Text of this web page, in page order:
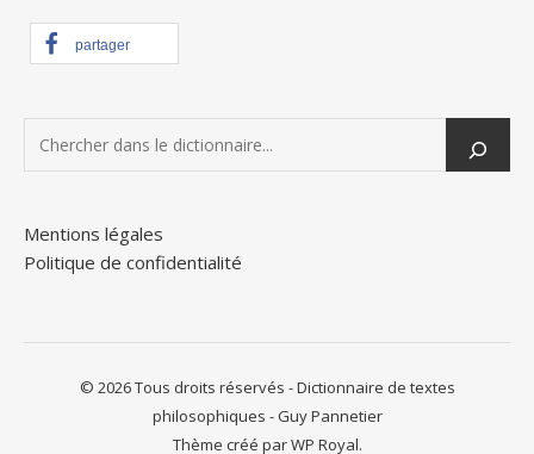
partager
Mentions légales
Politique de confidentialité
© 2026 Tous droits réservés - Dictionnaire de textes
philosophiques - Guy Pannetier
Thème créé parWP Royal.